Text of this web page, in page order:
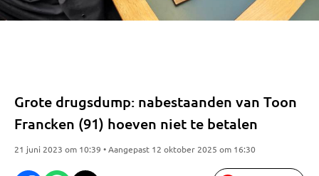
Grote drugsdump: nabestaanden van Toon
Francken (91) hoeven niet te betalen
21 juni 2023 om 10:39 • Aangepast 12 oktober 2025 om 16:30